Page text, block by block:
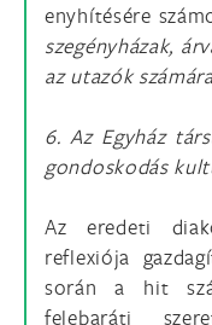
enyhítésére
szegényházak,
az utazók
6. Az Egyház
gondoskodás
Az eredeti
reflexiója
során a hit
felebaráti